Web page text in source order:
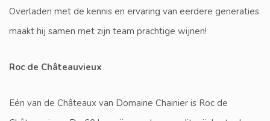
Overladen met de kennis en ervaring van eerdere generaties
maakt hij samen met zijn team prachtige wijnen!
Roc de Châteauvieux
Eén van de Châteaux van Domaine Chainier is Roc de